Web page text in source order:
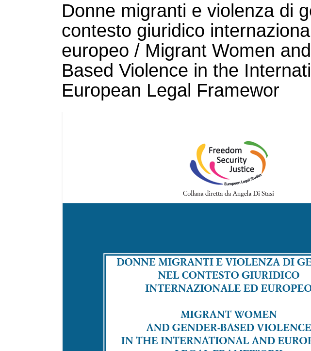
Donne migranti e violenza di
contesto giuridico
europeo / Migrant Women
Based Violence in the
European Legal Framewor